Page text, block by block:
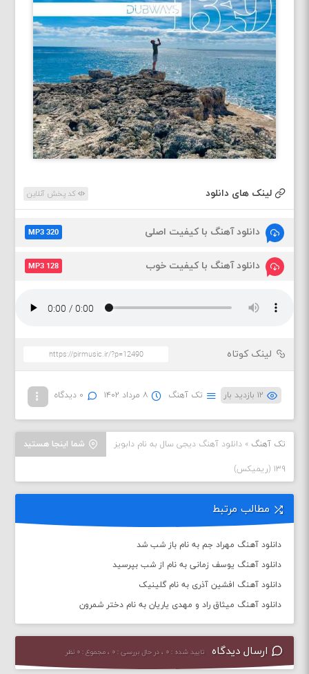
لینک های دانلود کد پخش آنلاین
دانلود آهنگ با کیفیت اصلی MP3 320
دانلود آهنگ با کیفیت خوب MP3 128
لینک کوتاه
۱۲ بازدید بار تک آهنگ ۸ مرداد ۱۴۰۲ ۰ دیدگاه
شما اینجا هستید تک آهنگ »دانلود آهنگ دیجی سال به نام دابویز
۱۳۹ (ریمیکس)
مطالب مرتبط
دانلود آهنگ مهراد جم به نام باز شب شد
دانلود آهنگ یوسف زمانی به نام از شب بپرسید
دانلود آهنگ افشین آذری به نام گلینیک
دانلود آهنگ میثاق راد و مهدی یاریان به نام دختر شمرون
ارسال دیدگاه تایید شده : ۰ ، در حال بررسی : ۰ ، مجموع : ۰ نظر